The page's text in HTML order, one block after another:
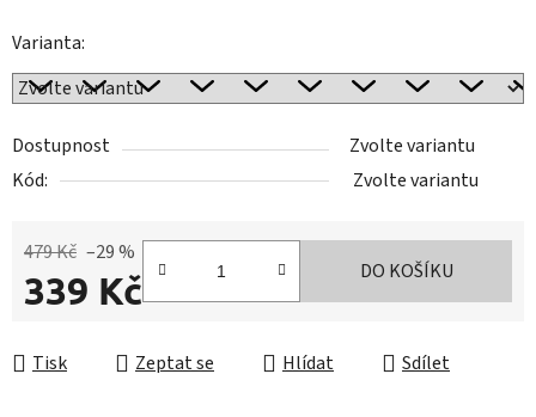
Varianta:
Dostupnost
Zvolte variantu
Kód:
Zvolte variantu
479 Kč –29 %
339 Kč DO KOŠÍKU
Tisk Zeptat se Hlídat Sdílet